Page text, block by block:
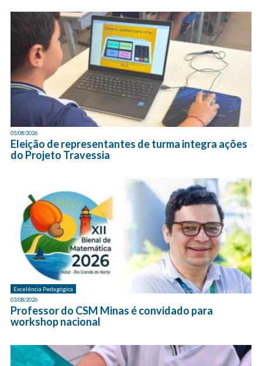
05/08/2026
Eleição de representantes de turma integra ações
do Projeto Travessia
Excelência Pedagógica
03/08/2026
Professor do CSM Minas é convidado para
workshop nacional